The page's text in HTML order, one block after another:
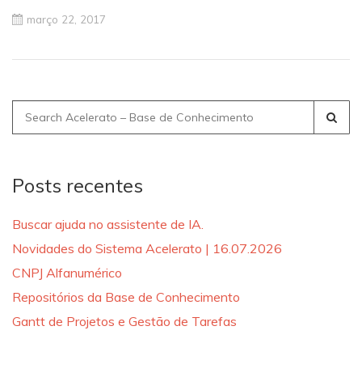
março 22, 2017
Search
for:
Posts recentes
Buscar ajuda no assistente de IA.
Novidades do Sistema Acelerato | 16.07.2026
CNPJ Alfanumérico
Repositórios da Base de Conhecimento
Gantt de Projetos e Gestão de Tarefas